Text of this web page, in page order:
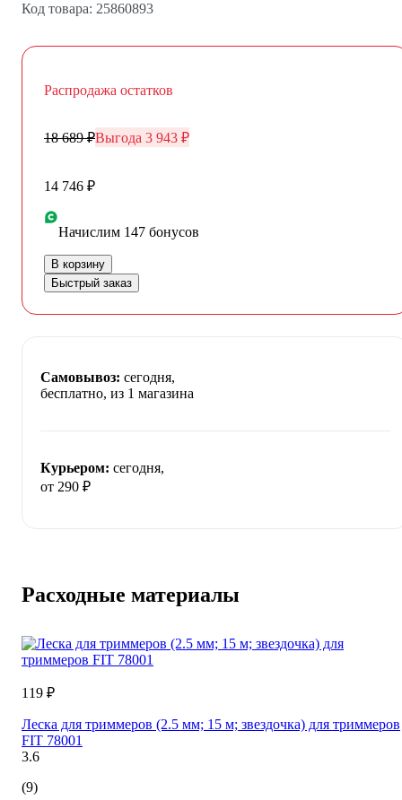
Код товара: 25860893
Распродажа остатков
18 689 ₽Выгода 3 943 ₽
14 746 ₽
Начислим 147 бонусов
В корзину
Быстрый заказ
Самовывоз: сегодня,
бесплатно, из 1 магазина
Курьером: сегодня,
от 290 ₽
Расходные материалы
119 ₽
Леска для триммеров (2.5 мм; 15 м; звездочка) для триммеров
FIT 78001
3.6
(9)